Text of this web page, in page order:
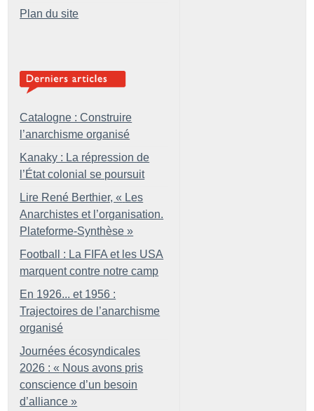
Plan du site
Catalogne : Construire
l’anarchisme organisé
Kanaky : La répression de
l’État colonial se poursuit
Lire René Berthier, « Les
Anarchistes et l’organisation.
Plateforme-Synthèse »
Football : La FIFA et les USA
marquent contre notre camp
En 1926... et 1956 :
Trajectoires de l’anarchisme
organisé
Journées écosyndicales
2026 : « Nous avons pris
conscience d’un besoin
d’alliance »